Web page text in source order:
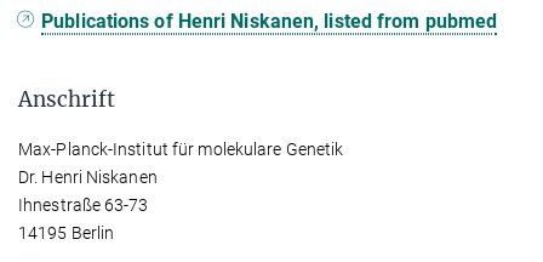
Publications of Henri Niskanen, listed from pubmed
Anschrift
Max-Planck-Institut für molekulare Genetik
Dr. Henri Niskanen
Ihnestraße 63-73
14195 Berlin